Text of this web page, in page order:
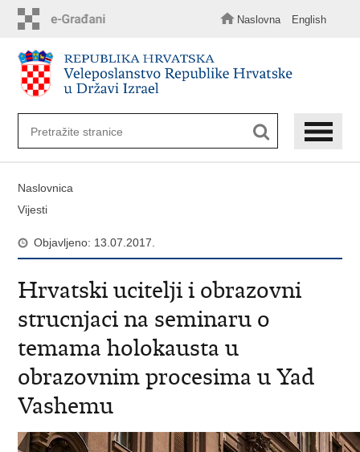
sadržaj
Naslovna English
Naslovnica
Vijesti
Objavljeno: 13.07.2017.
Hrvatski ucitelji i obrazovni
strucnjaci na seminaru o
temama holokausta u
obrazovnim procesima u Yad
Vashemu